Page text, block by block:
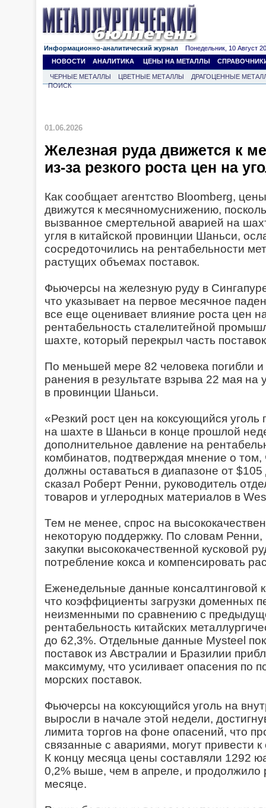
Информационно-аналитический журнал Понедельник, 10 Август
НОВОСТИ
АНАЛИТИКА ЦЕНЫ НА МЕТАЛЛЫ
ЧЕРНЫЕ МЕТАЛЛЫ ЦВЕТНЫЕ МЕТАЛЛЫ
ДРАГОЦЕННЫЕ
ПОИСК
01.06.2026
Железная руда движется к
из-за резкого роста цен на
Как сообщает агентство Bloomberg,
движутся к месячномуснижению,
вызванное смертельной аварией на
угля в китайской провинции Шаньси,
сосредоточились на рентабельности
растущих объемах поставок.
Фьючерсы на железную руду в
что указывает на первое месячное
все еще оценивает влияние роста цен
рентабельность сталелитейной
шахте, который перекрыл часть
По меньшей мере 82 человека погибли
ранения в результате взрыва 22 мая
в провинции Шаньси.
«Резкий рост цен на коксующийся
на шахте в Шаньси в конце прошлой
дополнительное давление на
комбинатов, подтверждая мнение о
должны оставаться в диапазоне от
сказал Роберт Ренни, руководитель
товаров и углеродных материалов в
Тем не менее, спрос на
некоторую поддержку. По словам
закупки высококачественной кусковой
потребление кокса и компенсировать
Еженедельные данные консалтинговой
что коэффициенты загрузки доменных
неизменными по сравнению с
рентабельность китайских
до 62,3%. Отдельные данные Mysteel
поставок из Австралии и Бразилии
максимуму, что усиливает опасения по
морских поставок.
Фьючерсы на коксующийся уголь на
выросли в начале этой недели,
лимита торгов на фоне опасений, что
связанные с авариями, могут привести
К концу месяца цены составляли 1292
0,2% выше, чем в апреле, и
месяце.